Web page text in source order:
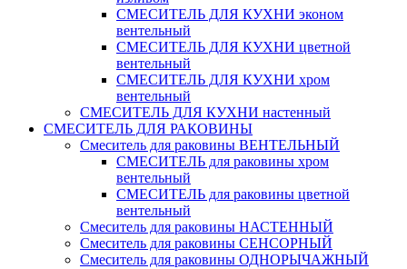
СМЕСИТЕЛЬ ДЛЯ КУХНИ эконом
вентельный
СМЕСИТЕЛЬ ДЛЯ КУХНИ цветной
вентельный
СМЕСИТЕЛЬ ДЛЯ КУХНИ хром
вентельный
СМЕСИТЕЛЬ ДЛЯ КУХНИ настенный
СМЕСИТЕЛЬ ДЛЯ РАКОВИНЫ
Смеситель для раковины ВЕНТЕЛЬНЫЙ
СМЕСИТЕЛЬ для раковины хром
вентельный
СМЕСИТЕЛЬ для раковины цветной
вентельный
Смеситель для раковины НАСТЕННЫЙ
Смеситель для раковины СЕНСОРНЫЙ
Смеситель для раковины ОДНОРЫЧАЖНЫЙ